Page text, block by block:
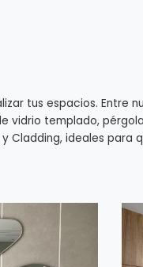
tus espacios. Entre
vidrio templado,
ideales para